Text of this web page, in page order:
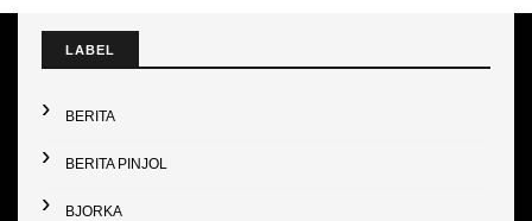
LABEL
BERITA
BERITA PINJOL
BJORKA